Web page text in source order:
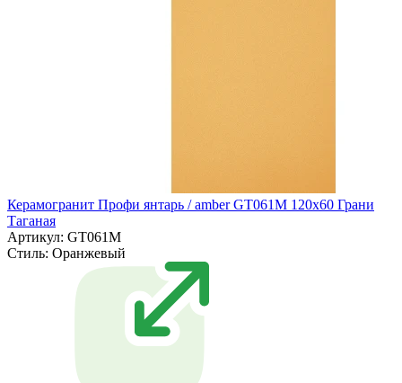
Керамогранит Профи янтарь / amber GT061M 120х60 Грани
Таганая
Артикул: GT061M
Стиль: Оранжевый